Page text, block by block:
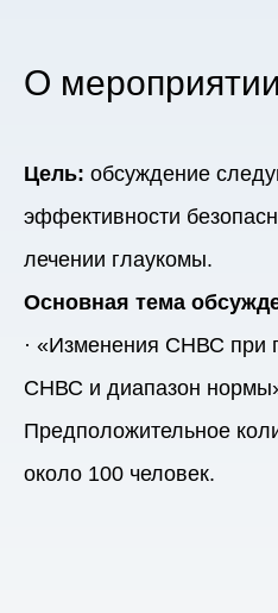
О мероприятии
Цель: обсуждение
эффективности
лечении глаукомы.
Основная тема
· «Изменения СНВС при
СНВС и диапазон
Предположительное
около 100 человек.